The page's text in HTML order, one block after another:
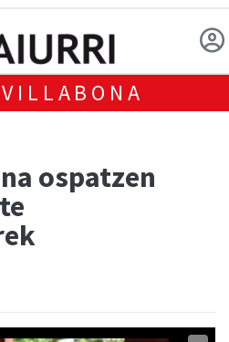
ospatzen